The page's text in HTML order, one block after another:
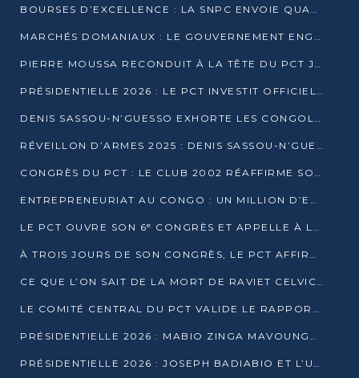
BOURSES D’EXCELLENCE : LA SNPC ENVOIE QUATRE NOUVEAUX TALENTS CONGOLAIS SE FORMER À BAKOU
MARCHÉS DOMANIAUX : LE GOUVERNEMENT ENGAGE LA STRUCTURATION DES TAXES D’ASSAINISSEMENT
PIERRE MOUSSA RECONDUIT À LA TÊTE DU PCT JUSQU’EN 2031
PRÉSIDENTIELLE 2026 : LE PCT INVESTIT OFFICIELLEMENT DENIS SASSOU NGUESSO
DENIS SASSOU-N’GUESSO EXHORTE LES CONGOLAIS À L’UNITÉ ET AU FAIR-PLAY DÉMOCRATIQUE EN 2026
RÉVEILLON D’ARMES 2025 : DENIS SASSOU-N’GUESSO GARANTIT DES ÉLECTIONS 2026 PAISIBLES ET SÉCURISÉES
CONGRÈS DU PCT : LE CLUB 2002 RÉAFFIRME SON SOUTIEN À DENIS SASSOU-N’GUESSO POUR 2026
ENTREPRENEURIAT AU CONGO : UN MILLION D’EUROS POUR FINANCER LES STARTUPS DÈS 2026
LE PCT OUVRE SON 6ᵉ CONGRÈS ET APPELLE À LA CANDIDATURE DE DENIS SASSOU NGUESSO
À TROIS JOURS DE SON CONGRÈS, LE PCT AFFIRME AVOIR ATTEINT TOUS SES OBJECTIFS
CE QUE L’ON SAIT DE LA MORT DE RAVIET CELVIC N’TSIANTSIE
LE COMITÉ CENTRAL DU PCT VALIDE LE RAPPORT DU CONGRÈS ET SOUTIENT DENIS SASSOU N’GUESSO
PRÉSIDENTIELLE 2026 : MABIO ZINGA MAVOUNGOU DÉCLARE SA CANDIDATURE ET CHARGE LE BILAN DU PCT
PRÉSIDENTIELLE 2026 : JOSEPH BADIABIO ET L’UDH-YUKI JOUENT LA PRUDENCE